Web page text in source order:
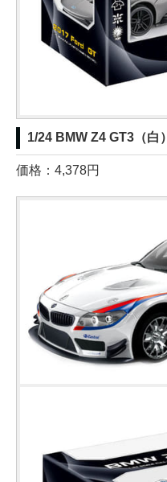
1/24 BMW Z4 GT3（白）
価格：4,378円